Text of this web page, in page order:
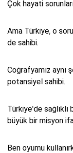
Çok hayati
Ama Türkiye, o
de sahibi.
Coğrafyamız aynı
potansiyel sahibi.
Türkiye'de
büyük bir misyon
Ben oyumu